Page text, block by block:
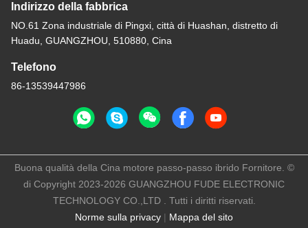
Indirizzo della fabbrica
NO.61 Zona industriale di Pingxi, città di Huashan, distretto di
Huadu, GUANGZHOU, 510880, Cina
Telefono
86-13539447986
Norme sulla privacy | Mappa del sito
Buona qualità della Cina motore passo-passo ibrido Fornitore. ©
di Copyright 2023-2026 GUANGZHOU FUDE ELECTRONIC
TECHNOLOGY CO.,LTD . Tutti i diritti riservati.